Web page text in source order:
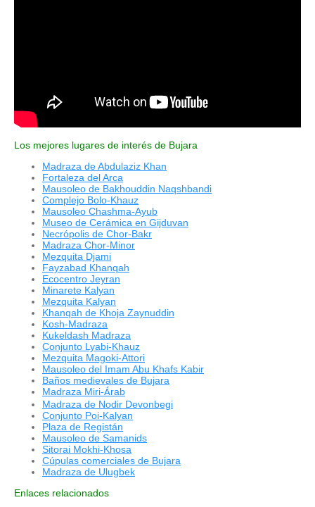
Los mejores lugares de interés de Bujara
Madraza de Abdulaziz Khan
Fortaleza del Arca
Mausoleo de Bakhouddin Naqshbandi
Complejo Bolo-Khauz
Mausoleo Chashma-Ayub
Museo de Cerámica en Gijduvan
Necrópolis de Chor-Bakr
Madraza Chor-Minor
Mezquita Djami
Fayzabad Khanqah
Ecocentro Jeyran
Minarete Kalyan
Mezquita Kalyan
Khanqah de Khoja Zaynuddin
Kosh-Madraza
Kukeldash Madraza
Conjunto Lyabi-Khauz
Mezquita Magoki-Attori
Mausoleo del Imam Abu Khafs Kabir
Baños medievales de Bujara
Madraza Miri-Árab
Madraza de Nodir Devonbegi
Conjunto Poi-Kalyan
Plaza de Registán
Mausoleo de Samanids
Sitorai Mokhi-Khosa
Cúpulas comerciales de Bujara
Madraza de Ulugbek
Enlaces relacionados